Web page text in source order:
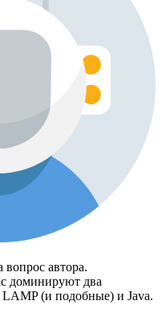
вопрос автора.
доминируют два
(и подобные) и Java.